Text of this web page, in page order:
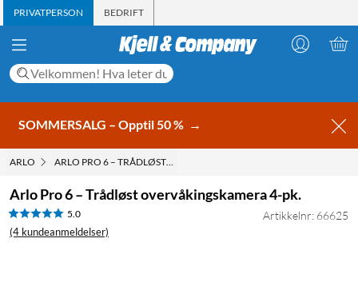
PRIVATPERSON BEDRIFT
SOMMERSALG – Opptil 50 % →
ARLO ARLO PRO 6 – TRÅDLØST OVERVÅKINGSKAMERA 4-PK.
Arlo Pro 6 – Trådløst overvåkingskamera 4-pk.
5.0
(4 kundeanmeldelser)
Artikkelnr: 66625